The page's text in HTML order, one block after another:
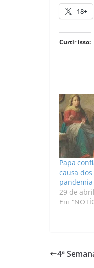
18+
Curtir isso:
Papa
causa
pandemia
29 de
Em
4ª